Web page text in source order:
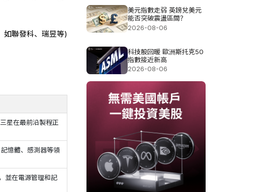
如聯發科、瑞昱等)
星在最前沿製程正
憶體、感測器等領
並在電源管理和記
美元指數走弱 英鎊兌美元
能否突破震盪區間？
2026-08-06
科技股回暖 歐洲斯托克50
指數接近新高
2026-08-06